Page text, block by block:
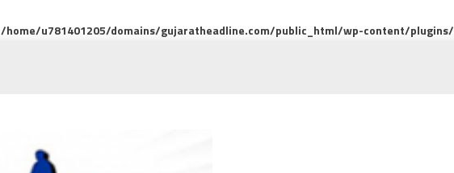
/home/u781401205/domains/gujaratheadline.com/public_html/wp-content/